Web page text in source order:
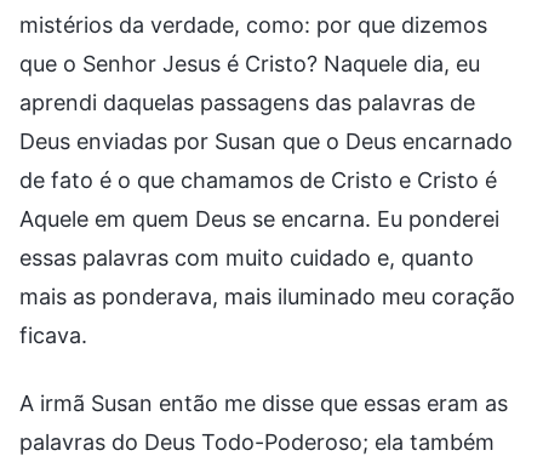
mistérios da verdade, como: por que dizemos
que o Senhor Jesus é Cristo? Naquele dia, eu
aprendi daquelas passagens das palavras de
Deus enviadas por Susan que o Deus encarnado
de fato é o que chamamos de Cristo e Cristo é
Aquele em quem Deus se encarna. Eu ponderei
essas palavras com muito cuidado e, quanto
mais as ponderava, mais iluminado meu coração
ficava.
A irmã Susan então me disse que essas eram as
palavras do Deus Todo-Poderoso; ela também